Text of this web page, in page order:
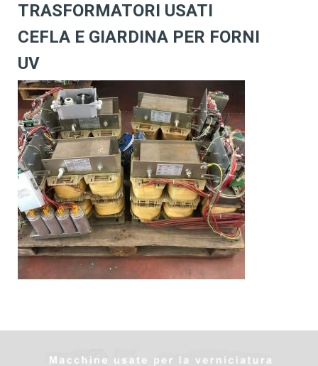
TRASFORMATORI USATI
CEFLA E GIARDINA PER FORNI
UV